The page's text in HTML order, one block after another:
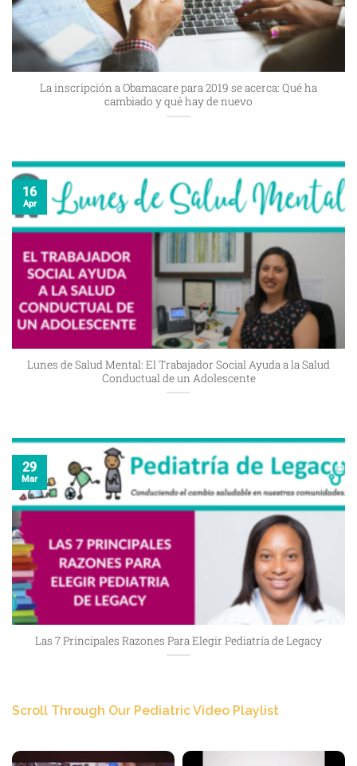
La inscripción a Obamacare para 2019 se acerca: Qué ha
cambiado y qué hay de nuevo
Lunes de Salud Mental: El Trabajador Social Ayuda a la Salud
Conductual de un Adolescente
16
Apr
Las 7 Principales Razones Para Elegir Pediatría de Legacy
29
Mar
Scroll Through Our Pediatric Video Playlist